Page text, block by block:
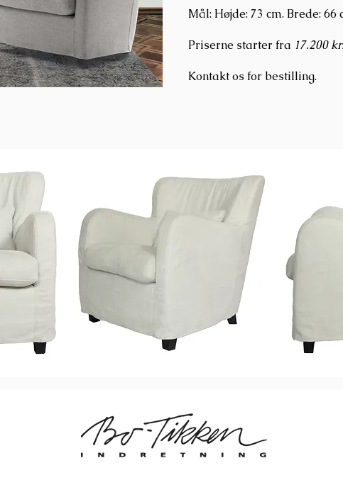
Mål: Højde: 73 cm. Brede: 66
Priserne starter fra 17.200 kr.
Kontakt os for bestilling.